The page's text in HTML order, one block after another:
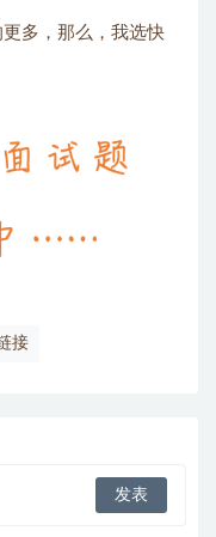
多，那么，我选快
接